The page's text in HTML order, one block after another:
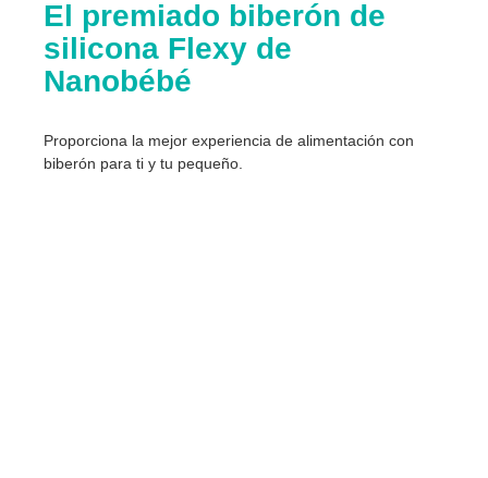
El premiado biberón de
silicona Flexy de
Nanobébé
Proporciona la mejor experiencia de alimentación con
biberón para ti y tu pequeño.​